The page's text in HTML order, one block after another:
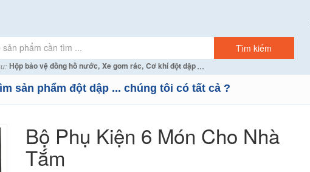
Hộp bảo vệ đồng hồ nước, Xe gom rác, Cơ khí đột dập...
sản phẩm đột dập ... chúng tôi có tất cả ?
Bộ Phụ Kiện 6 Món Cho Nhà
Tắm